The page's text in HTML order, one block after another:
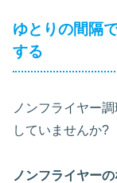
ゆとりの間隔
する
ノンフライヤー
していませんか?
ノンフライヤー